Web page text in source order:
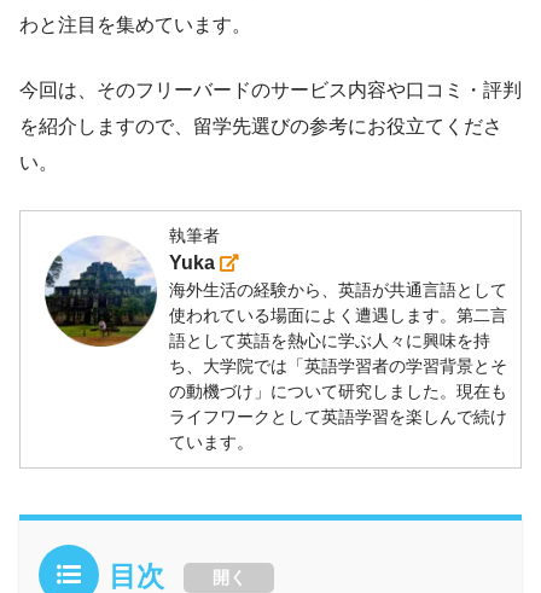
わと注目を集めています。
今回は、そのフリーバードのサービス内容や口コミ・評判
を紹介しますので、留学先選びの参考にお役立てくださ
い。
執筆者
Yuka
海外生活の経験から、英語が共通言語として
使われている場面によく遭遇します。第二言
語として英語を熱心に学ぶ人々に興味を持
ち、大学院では「英語学習者の学習背景とそ
の動機づけ」について研究しました。現在も
ライフワークとして英語学習を楽しんで続け
ています。
目次 開く